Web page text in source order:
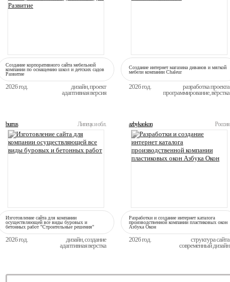
Создание корпоративного сайта мебельной
компании по оснащению школ и детских садов
Развитие
2026 год.
дизайн, проект
адаптивная версия
Создание интернет магазина диванов и мягкой
мебели компании Сhaleur
2026 год.
разработка проекта
программирование, вёрстка
burrus Липецк и обл.
Изготовление сайта для компании
осуществляющей все виды буровых и
бетонных работ "Строительные решения"
2026 год.
дизайн, создание
адаптивная верстка
azbykaokon Россия
Разработки и создание интернет каталога
производственной компании пластиковых окон
Азбука Окон
2026 год.
структура сайта
современный дизайн